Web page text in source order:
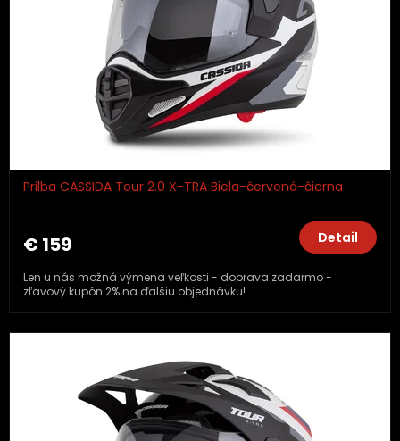
Prilba CASSIDA Tour 2.0 X-TRA Biela-červená-čierna
€ 159 Detail
Len u nás možná výmena veľkosti - doprava zadarmo -
zľavový kupón 2% na ďalšiu objednávku!